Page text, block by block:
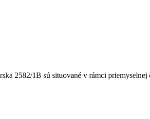
2582/1B sú situované v rámci